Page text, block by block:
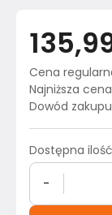
Cena
Najniższa
Dowód zakupu
Dostępna
-